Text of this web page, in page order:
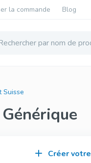
la commande Blog
Suisse
Créer